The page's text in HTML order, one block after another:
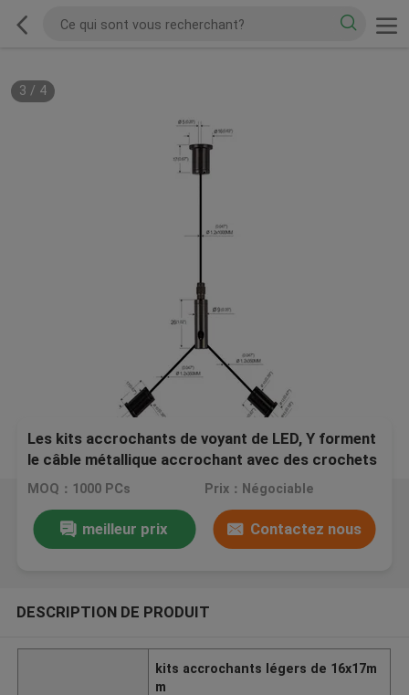
3 / 4
Les kits accrochants de voyant de LED, Y forment
le câble métallique accrochant avec des crochets
MOQ：1000 PCs Prix：Négociable
meilleur prix Contactez nous
DESCRIPTION DE PRODUIT
kits accrochants légers de 16x17m
m